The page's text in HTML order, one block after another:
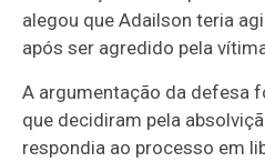
alegou que Adailson teria
após ser agredido pela
A argumentação da defesa
que decidiram pela
respondia ao processo em